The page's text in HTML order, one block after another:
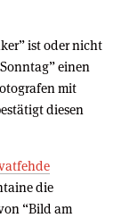
ist oder nicht
einen
mit
diesen
die
“Bild am